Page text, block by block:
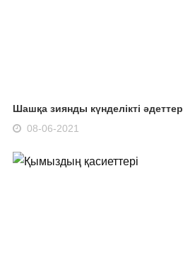
Шашқа зиянды күнделікті әдеттер
08-06-2021